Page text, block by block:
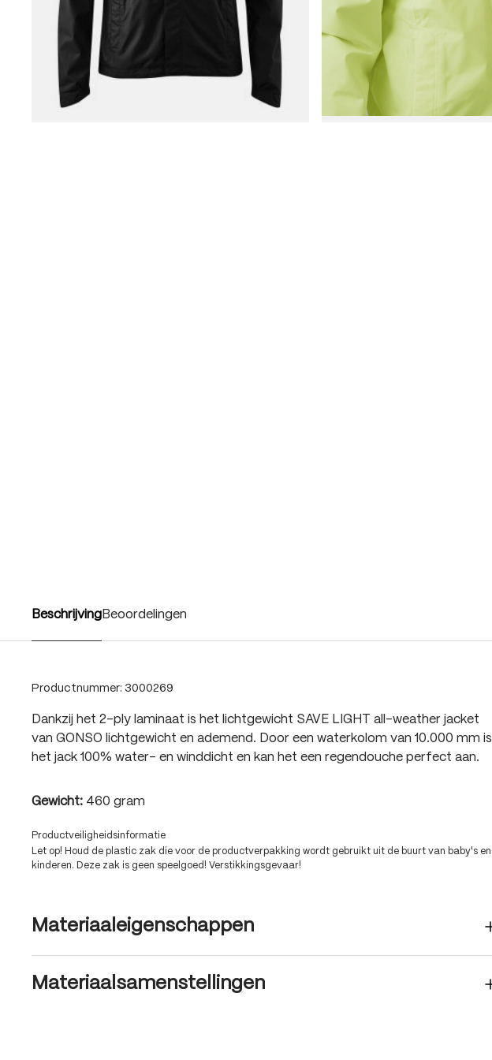
Beschrijving Beoordelingen
Productnummer: 3000269
Dankzij het 2-ply laminaat is het lichtgewicht SAVE LIGHT all-weather jacket
van GONSO lichtgewicht en ademend. Door een waterkolom van 10.000 mm is
het jack 100% water- en winddicht en kan het een regendouche perfect aan.
Gewicht: 460 gram
Productveiligheidsinformatie
Let op! Houd de plastic zak die voor de productverpakking wordt gebruikt uit de buurt van baby's en
kinderen. Deze zak is geen speelgoed! Verstikkingsgevaar!
Materiaaleigenschappen
Materiaalsamenstellingen